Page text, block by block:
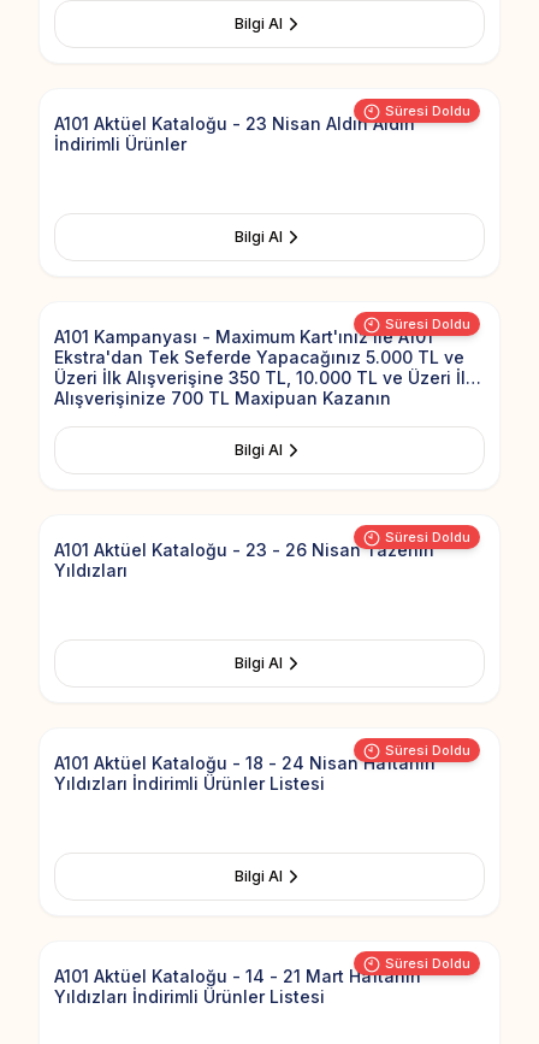
Bilgi Al
Süresi Doldu
Add to
A101 Aktüel Kataloğu - 23 Nisan Aldın Aldın
İndirimli Ürünler
Bilgi Al
Süresi Doldu
Add to
A101 Kampanyası - Maximum Kart'ınız ile A101
Ekstra'dan Tek Seferde Yapacağınız 5.000 TL ve
Üzeri İlk Alışverişine 350 TL, 10.000 TL ve Üzeri İlk
Alışverişinize 700 TL Maxipuan Kazanın
Bilgi Al
Süresi Doldu
Add to
A101 Aktüel Kataloğu - 23 - 26 Nisan Tazenin
Yıldızları
Bilgi Al
Süresi Doldu
Add to
A101 Aktüel Kataloğu - 18 - 24 Nisan Haftanın
Yıldızları İndirimli Ürünler Listesi
Bilgi Al
Süresi Doldu
Add to
A101 Aktüel Kataloğu - 14 - 21 Mart Haftanın
Yıldızları İndirimli Ürünler Listesi